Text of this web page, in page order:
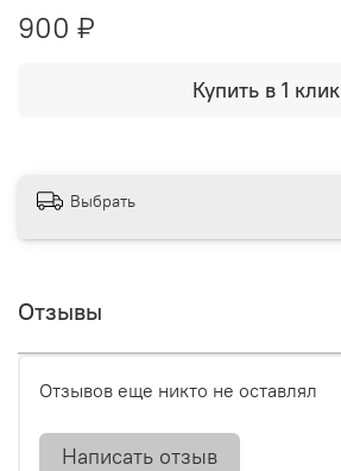
900 ₽
Купить в 1 клик
Выбрать
Отзывы
Отзывов еще никто не оставлял
Написать отзыв